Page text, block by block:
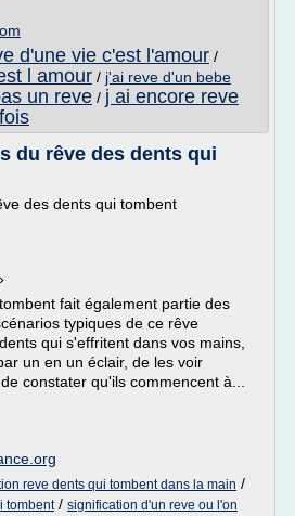
d'une vie c'est l'amour /
l amour / j'ai reve d'un bebe
un reve / j ai encore reve
du rêve des dents qui
des dents qui tombent
fait également partie des
typiques de ce rêve
qui s'effritent dans vos mains,
un en un éclair, de les voir
constater qu'ils commencent à...
reve dents qui tombent dans la main /
tombent/ signification d'un reve ou l'on